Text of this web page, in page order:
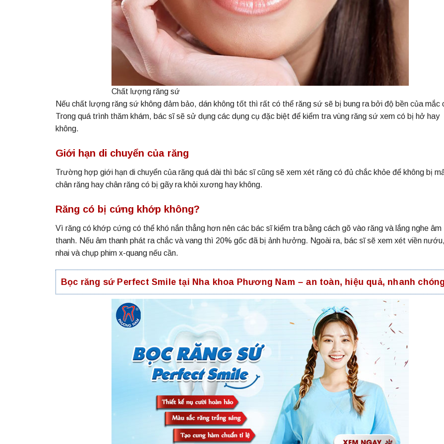
Chất lượng răng sứ
Nếu chất lượng răng sứ không đảm bảo, dán không tốt thì rất có thể răng sứ sẽ bị bung ra bởi độ bền của mắc
Trong quá trình thăm khám, bác sĩ sẽ sử dụng các dụng cụ đặc biệt để kiểm tra vùng răng sứ xem có bị hở hay
không.
Giới hạn di chuyển của răng
Trường hợp giới hạn di chuyển của răng quá dài thì bác sĩ cũng sẽ xem xét răng có đủ chắc khỏe để không bị
chân răng hay chân răng có bị gãy ra khỏi xương hay không.
Răng có bị cứng khớp không?
Vì răng có khớp cứng có thể khó nắn thẳng hơn nên các bác sĩ kiểm tra bằng cách gõ vào răng và lắng nghe âm
thanh. Nếu âm thanh phát ra chắc và vang thì 20% gốc đã bị ảnh hưởng. Ngoài ra, bác sĩ sẽ xem xét viền
nhai và chụp phim x-quang nếu cần.
Bọc răng sứ Perfect Smile tại Nha khoa Phương Nam – an toàn, hiệu quả, nhanh chóng